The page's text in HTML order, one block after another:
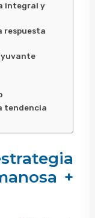
integral y
respuesta
tendencia
+